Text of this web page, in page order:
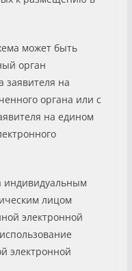
может быть
орган
заявителя на
органа или с
на едином
индивидуальным
лицом
электронной
электронной